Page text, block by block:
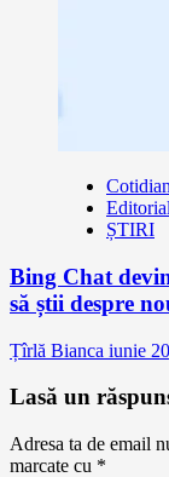
Cotidian
ȘTIRI
Bing Chat
să știi despre
Țîrlă Bianca iunie
Lasă un
Adresa ta de email
marcate cu *